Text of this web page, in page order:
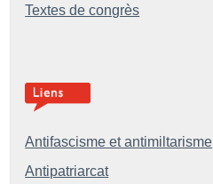
Textes de congrès
Antifascisme et antimiltarisme
Antipatriarcat